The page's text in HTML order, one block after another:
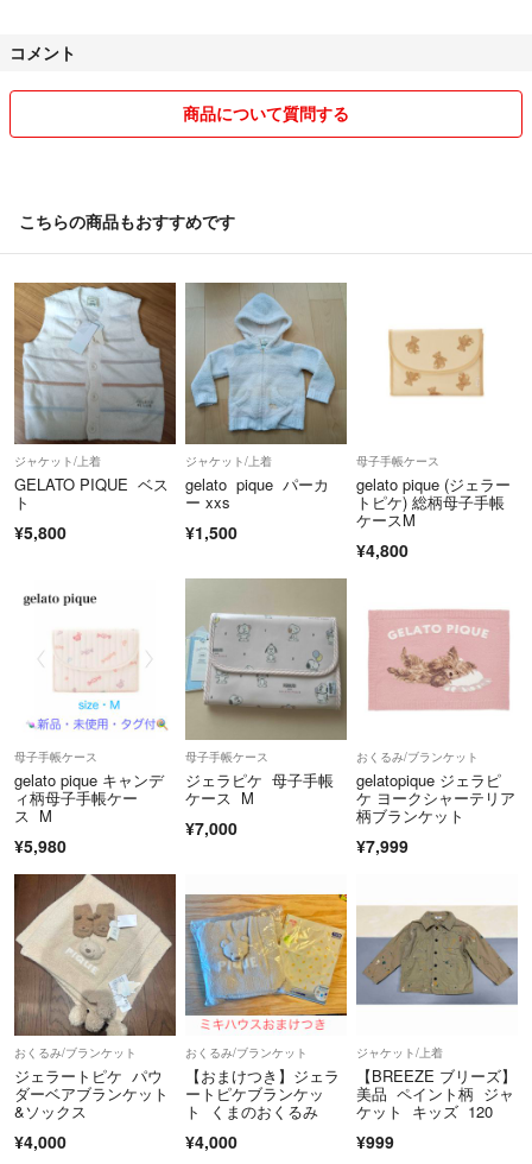
コメント
商品について質問する
こちらの商品もおすすめです
ジャケット/上着
GELATO PIQUE ベス
ト
¥5,800
ジャケット/上着
gelato pique パーカ
ー xxs
¥1,500
母子手帳ケース
gelato pique (ジェラー
トピケ) 総柄母子手帳
ケースM
¥4,800
母子手帳ケース
gelato pique キャンデ
ィ柄母子手帳ケー
ス M
¥5,980
母子手帳ケース
ジェラピケ 母子手帳
ケース M
¥7,000
おくるみ/ブランケット
gelatopique ジェラピ
ケ ヨークシャーテリア
柄ブランケット
¥7,999
おくるみ/ブランケット
ジェラートピケ パウ
ダーベアブランケット
&ソックス
¥4,000
おくるみ/ブランケット
【おまけつき】ジェラ
ートピケブランケッ
ト くまのおくるみ
¥4,000
ジャケット/上着
【BREEZE ブリーズ】
美品 ペイント柄 ジャ
ケット キッズ 120
¥999